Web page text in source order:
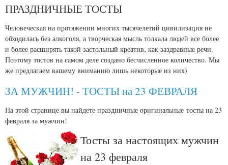
ПРАЗДНИЧНЫЕ ТОСТЫ
Человеческая на протяжении многих тысячелетий цивилизация не
обходилась без алкоголя, а творческая мысль толкала людей все более
и более расширять такой застольный креатив, как заздравные речи.
Поэтому тостов на самом деле создано бесчисленное количество. Мы
же предлагаем вашему вниманию лишь некоторые из них)
ЗА МУЖЧИН! - ТОСТЫ на 23 ФЕВРАЛЯ
На этой странице вы найдете праздничные оригинальные тосты на 23
февраля за мужчин!
Тосты за настоящих мужчин
на 23 февраля